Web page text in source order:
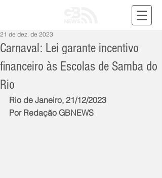
Carnaval: Lei garante incentivo
financeiro às Escolas de Samba do
Rio
21 de dez. de 2023
Rio de Janeiro, 21/12/2023
Por Redação GBNEWS